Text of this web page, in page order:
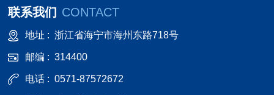
联系我们 CONTACT
地址 :浙江省海宁市海州东路718号
邮编 :314400
电话 :0571-87572672